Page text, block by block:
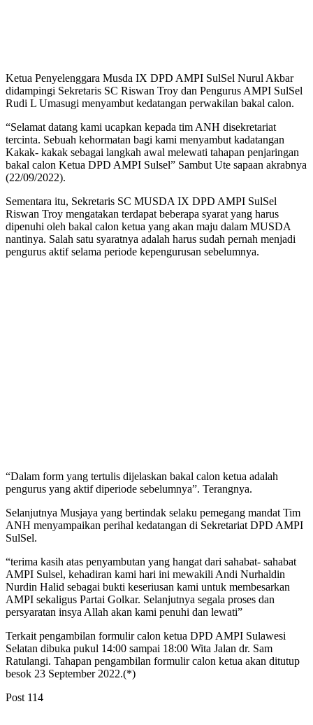
Ketua Penyelenggara Musda IX DPD AMPI SulSel Nurul Akbar
didampingi Sekretaris SC Riswan Troy dan Pengurus AMPI SulSel
Rudi L Umasugi menyambut kedatangan perwakilan bakal calon.
“Selamat datang kami ucapkan kepada tim ANH disekretariat
tercinta. Sebuah kehormatan bagi kami menyambut kadatangan
Kakak- kakak sebagai langkah awal melewati tahapan penjaringan
bakal calon Ketua DPD AMPI Sulsel” Sambut Ute sapaan akrabnya
(22/09/2022).
Sementara itu, Sekretaris SC MUSDA IX DPD AMPI SulSel
Riswan Troy mengatakan terdapat beberapa syarat yang harus
dipenuhi oleh bakal calon ketua yang akan maju dalam MUSDA
nantinya. Salah satu syaratnya adalah harus sudah pernah menjadi
pengurus aktif selama periode kepengurusan sebelumnya.
“Dalam form yang tertulis dijelaskan bakal calon ketua adalah
pengurus yang aktif diperiode sebelumnya”. Terangnya.
Selanjutnya Musjaya yang bertindak selaku pemegang mandat Tim
ANH menyampaikan perihal kedatangan di Sekretariat DPD AMPI
SulSel.
“terima kasih atas penyambutan yang hangat dari sahabat- sahabat
AMPI Sulsel, kehadiran kami hari ini mewakili Andi Nurhaldin
Nurdin Halid sebagai bukti keseriusan kami untuk membesarkan
AMPI sekaligus Partai Golkar. Selanjutnya segala proses dan
persyaratan insya Allah akan kami penuhi dan lewati”
Terkait pengambilan formulir calon ketua DPD AMPI Sulawesi
Selatan dibuka pukul 14:00 sampai 18:00 Wita Jalan dr. Sam
Ratulangi. Tahapan pengambilan formulir calon ketua akan ditutup
besok 23 September 2022.(*)
Post 114